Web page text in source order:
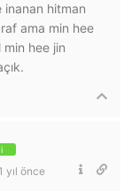
inanan hitman
ama min hee
hee jin
1 yıl önce